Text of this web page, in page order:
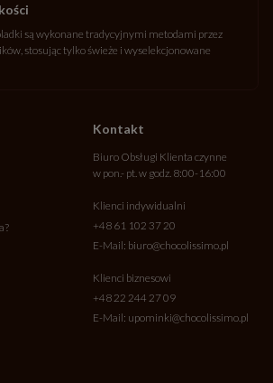
są wykonane tradycyjnymi metodami przez
stosując tylko świeże i wyselekcjonowane
Kontakt
Biuro Obsługi Klienta czynne
w pon.- pt. w godz. 8:00-16:00
Klienci indywidualni
+48 61 102 37 20
E-Mail: biuro@chocolissimo.pl
Klienci biznesowi
+48 22 244 27 09
E-Mail: upominki@chocolissimo.pl